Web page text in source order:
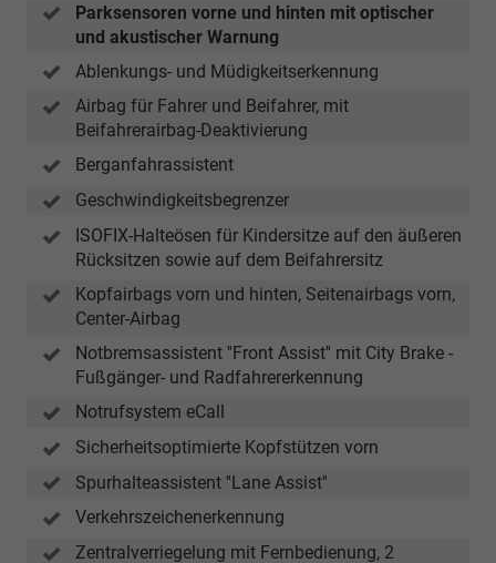
Parksensoren vorne und hinten mit optischer
und akustischer Warnung
Ablenkungs- und Müdigkeitserkennung
Airbag für Fahrer und Beifahrer, mit
Beifahrerairbag-Deaktivierung
Berganfahrassistent
Geschwindigkeitsbegrenzer
ISOFIX-Halteösen für Kindersitze auf den äußeren
Rücksitzen sowie auf dem Beifahrersitz
Kopfairbags vorn und hinten, Seitenairbags vorn,
Center-Airbag
Notbremsassistent ''Front Assist'' mit City Brake -
Fußgänger- und Radfahrererkennung
Notrufsystem eCall
Sicherheitsoptimierte Kopfstützen vorn
Spurhalteassistent ''Lane Assist''
Verkehrszeichenerkennung
Zentralverriegelung mit Fernbedienung, 2